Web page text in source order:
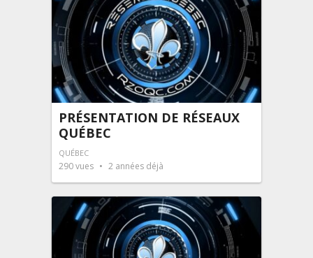
PRÉSENTATION DE RÉSEAUX
QUÉBEC
QUÉBEC
290vues 2 années déjà